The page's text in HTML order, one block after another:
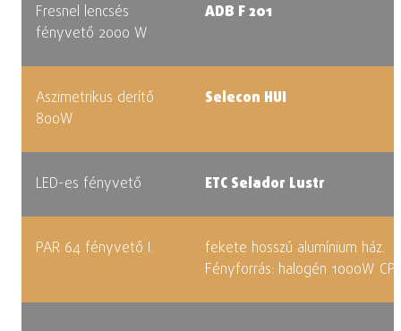
Fresnel lencsés
fényvető 2000 W
ADB F 201
Aszimetrikus derítő
800W
Selecon HUI
LED-es fényvető ETC Selador Lustr
PAR 64 fényvető I.
fekete hosszú alumínium ház.
Fényforrás: halogén 1000W